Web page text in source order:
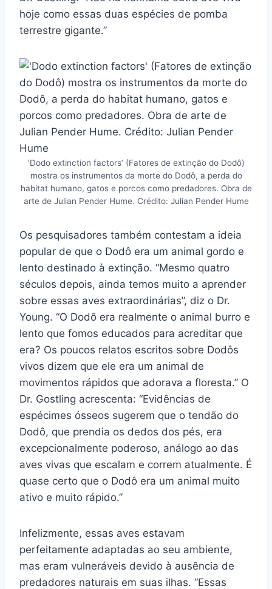
hoje como essas duas espécies de pomba
terrestre gigante.”
‘Dodo extinction factors’ (Fatores de extinção do Dodô)
mostra os instrumentos da morte do Dodô, a perda do
habitat humano, gatos e porcos como predadores. Obra de
arte de Julian Pender Hume. Crédito: Julian Pender Hume
Os pesquisadores também contestam a ideia
popular de que o Dodô era um animal gordo e
lento destinado à extinção. “Mesmo quatro
séculos depois, ainda temos muito a aprender
sobre essas aves extraordinárias”, diz o Dr.
Young. “O Dodô era realmente o animal burro e
lento que fomos educados para acreditar que
era? Os poucos relatos escritos sobre Dodôs
vivos dizem que ele era um animal de
movimentos rápidos que adorava a floresta.” O
Dr. Gostling acrescenta: “Evidências de
espécimes ósseos sugerem que o tendão do
Dodô, que prendia os dedos dos pés, era
excepcionalmente poderoso, análogo ao das
aves vivas que escalam e correm atualmente. É
quase certo que o Dodô era um animal muito
ativo e muito rápido.”
Infelizmente, essas aves estavam
perfeitamente adaptadas ao seu ambiente,
mas eram vulneráveis devido à ausência de
predadores naturais em suas ilhas. “Essas